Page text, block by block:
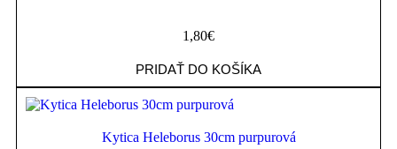
1,80€
PRIDAŤ DO KOŠÍKA
Kytica Heleborus 30cm purpurová